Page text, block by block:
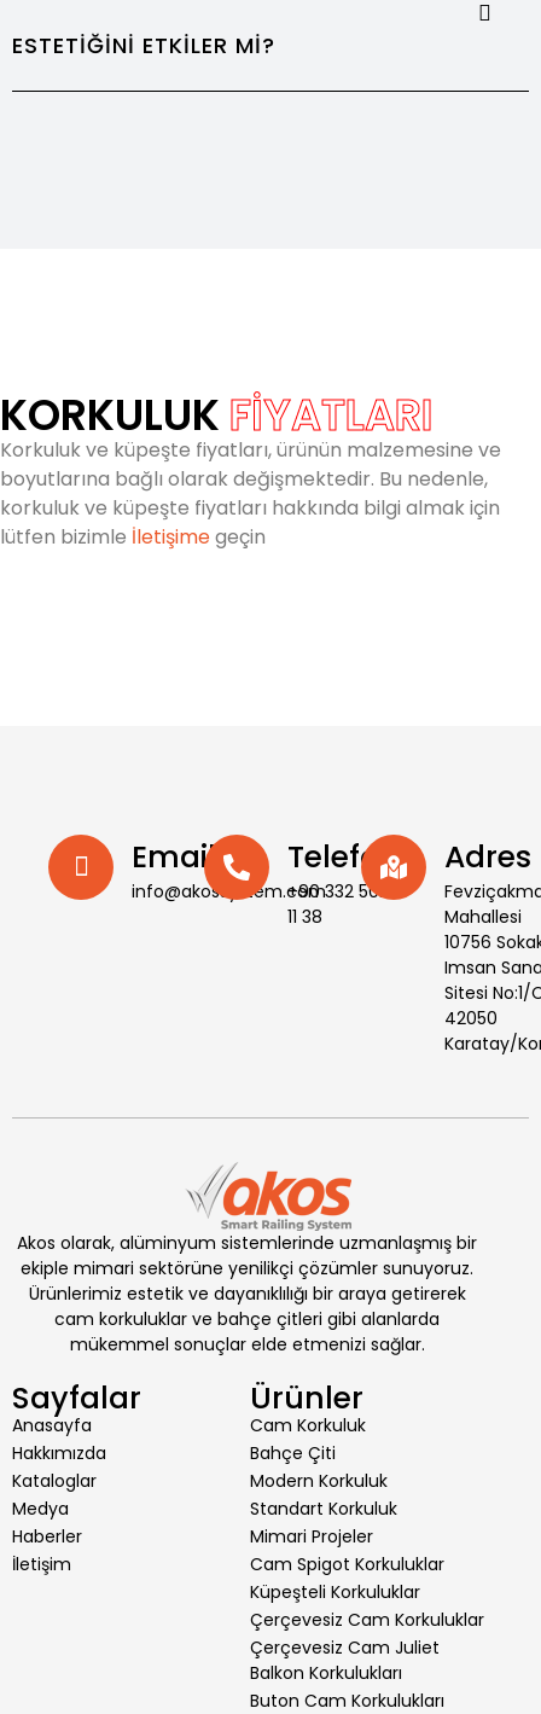
ESTETIĞINI ETKILER MI?
KORKULUK FİYATLARI
Korkuluk ve küpeşte fiyatları, ürünün malzemesine ve
boyutlarına bağlı olarak değişmektedir. Bu nedenle,
korkuluk ve küpeşte fiyatları hakkında bilgi almak için
lütfen bizimle İletişimegeçin
Email
info@akossystem.com
Telefon
+90 332 502
11 38
Adres
Mahallesi
10756
Imsan
Sitesi No:1/
42050
Karatay/
Akos olarak, alüminyum sistemlerinde uzmanlaşmış bir
ekiple mimari sektörüne yenilikçi çözümler sunuyoruz.
Ürünlerimiz estetik ve dayanıklılığı bir araya getirerek
cam korkuluklar ve bahçe çitleri gibi alanlarda
mükemmel sonuçlar elde etmenizi sağlar.
Sayfalar
Anasayfa
Hakkımızda
Kataloglar
Medya
Haberler
İletişim
Ürünler
Cam Korkuluk
Bahçe Çiti
Modern Korkuluk
Standart Korkuluk
Mimari Projeler
Cam Spigot Korkuluklar
Küpeşteli Korkuluklar
Çerçevesiz Cam Korkuluklar
Çerçevesiz Cam Juliet
Balkon Korkulukları
Buton Cam Korkulukları